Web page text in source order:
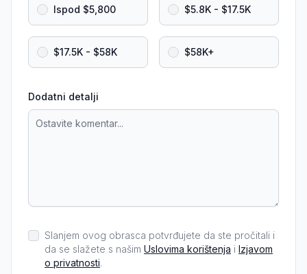
Ispod $5,800 $5.8K - $17.5K
$17.5K - $58K $58K+
Dodatni detalji
Slanjem ovog obrasca potvrđujete da ste pročitali i
da se slažete s našim Uslovima korištenja i Izjavom
o privatnosti.